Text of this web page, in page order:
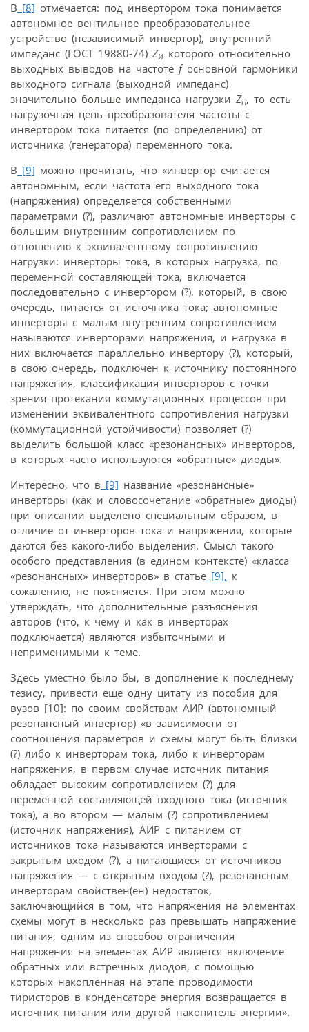
В [8] отмечается: под инвертором тока понимается
автономное вентильное преобразовательное
устройство (независимый инвертор), внутренний
импеданс (ГОСТ 19880-74) ZИ которого относительно
выходных выводов на частоте fосновной гармоники
выходного сигнала (выходной импеданс)
значительно больше импеданса нагрузки ZН, то есть
нагрузочная цепь преобразователя частоты с
инвертором тока питается (по определению) от
источника (генератора) переменного тока.
В [9] можно прочитать, что «инвертор считается
автономным, если частота его выходного тока
(напряжения) определяется собственными
параметрами (?), различают автономные инверторы с
большим внутренним сопротивлением по
отношению к эквивалентному сопротивлению
нагрузки: инверторы тока, в которых нагрузка, по
переменной составляющей тока, включается
последовательно с инвертором (?), который, в свою
очередь, питается от источника тока; автономные
инверторы с малым внутренним сопротивлением
называются инверторами напряжения, и нагрузка в
них включается параллельно инвертору (?), который,
в свою очередь, подключен к источнику постоянного
напряжения, классификация инверторов с точки
зрения протекания коммутационных процессов при
изменении эквивалентного сопротивления нагрузки
(коммутационной устойчивости) позволяет (?)
выделить большой класс «резонансных» инверторов,
в которых часто используются «обратные» диоды».
Интересно, что в [9] название «резонансные»
инверторы (как и слово­сочетание «обратные» диоды)
при описании выделено специальным образом, в
отличие от инверторов тока и напряжения, которые
даются без какого-либо выделения. Смысл такого
особого представления (в едином контексте) «класса
«резонансных» инверторов» в статье [9], к
сожалению, не поясняется. При этом можно
утверждать, что дополнительные разъяснения
авторов (что, к чему и как в инверторах
подключается) являются избыточными и
неприменимыми к теме.
Здесь уместно было бы, в дополнение к последнему
тезису, привести еще одну цитату из пособия для
вузов [10]: по своим свойствам АИР (автономный
резонансный инвертор) «в зависимости от
соотношения параметров и схемы могут быть близки
(?) либо к инверторам тока, либо к инверторам
напряжения, в первом случае источник питания
обладает высоким сопротивлением (?) для
переменной составляющей входного тока (источник
тока), а во втором — малым (?) сопротивлением
(источник напряжения), АИР с питанием от
источников тока называются инверторами с
закрытым входом (?), а питающиеся от источников
напряжения — с открытым входом (?), резонансным
инверторам свойствен(ен) недостаток,
заключающийся в том, что напряжения на элементах
схемы могут в несколько раз превышать напряжение
питания, одним из способов ограничения
напряжения на элементах АИР является включение
обратных или встречных диодов, с помощью
которых накопленная на этапе проводимости
тиристоров в конденсаторе энергия возвращается в
источник питания или другой накопитель энергии».